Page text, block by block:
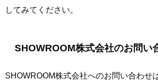
してみてください。
SHOWROOM株式会社のお問い
SHOWROOM株式会社へのお問い合わせ